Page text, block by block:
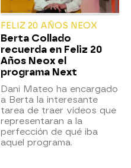
FELIZ 20 AÑOS NEOX
Berta Collado
recuerda en Feliz 20
Años Neox el
programa Next
Dani Mateo ha encargado
a Berta la interesante
tarea de traer vídeos que
representaran a la
perfección de qué iba
aquel programa.